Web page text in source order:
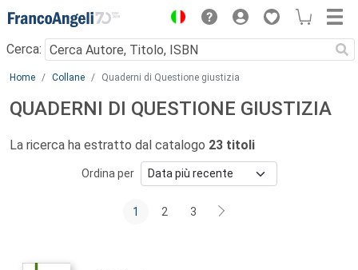
Menu
Cerca:
Main content
Home Collane Quaderni di Questione giustizia
QUADERNI DI QUESTIONE GIUSTIZIA
La ricerca ha estratto dal catalogo 23 titoli
Ordina per
1 2 3